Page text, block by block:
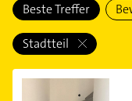
Beste Treffer
Stadtteil